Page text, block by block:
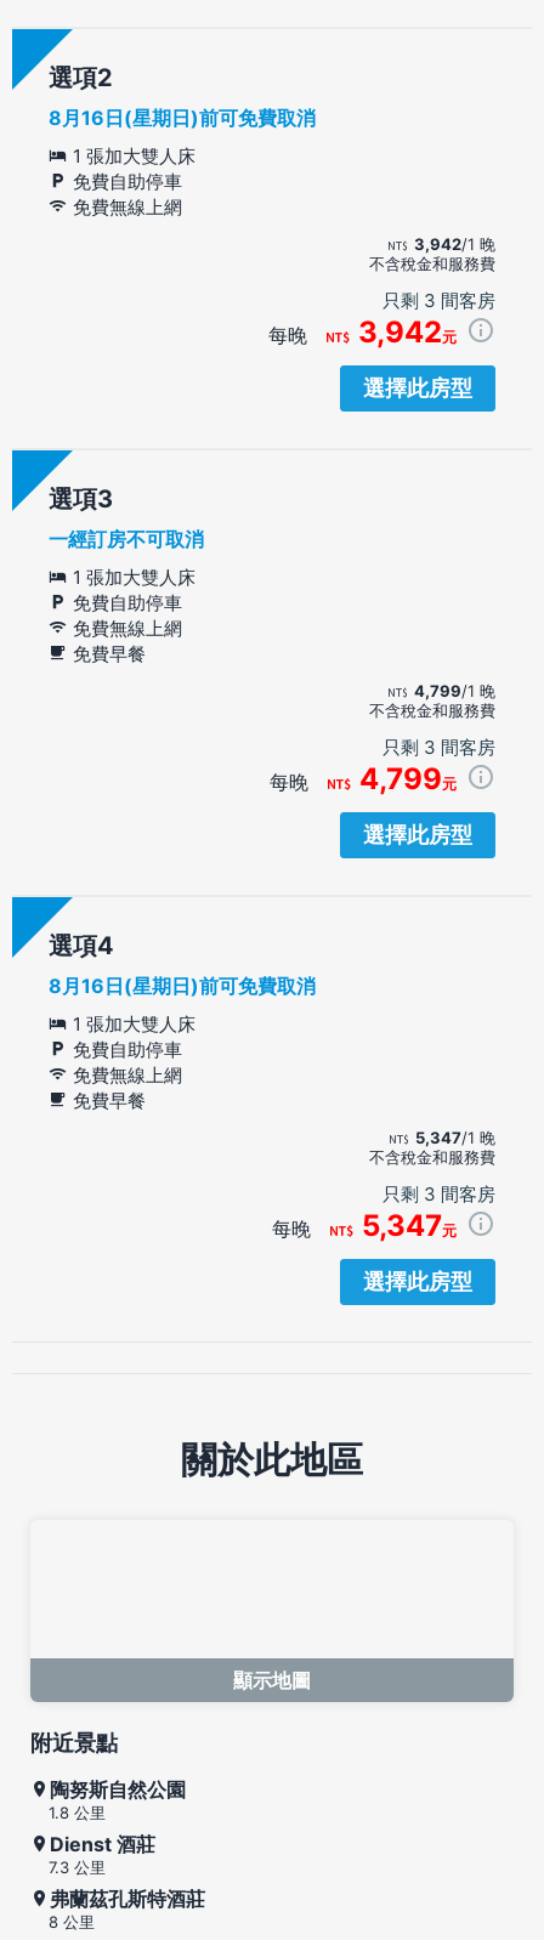
選項
8月16日(星期日)前可免費取消
1 張加大雙人床
免費自助停車
免費無線上網
3,942/1 晚
不含稅金和服務費
只剩 3 間客房
每晚 3,942元
選擇此房型
選項
一經訂房不可取消
1 張加大雙人床
免費自助停車
免費無線上網
免費早餐
4,799/1 晚
不含稅金和服務費
只剩 3 間客房
每晚 4,799元
選擇此房型
選項
8月16日(星期日)前可免費取消
1 張加大雙人床
免費自助停車
免費無線上網
免費早餐
5,347/1 晚
不含稅金和服務費
只剩 3 間客房
每晚 5,347元
選擇此房型
關於此地區
顯示地圖
附近景點
陶努斯自然公園
1.8 公里
Dienst 酒莊
7.3 公里
弗蘭茲孔斯特酒莊
8 公里